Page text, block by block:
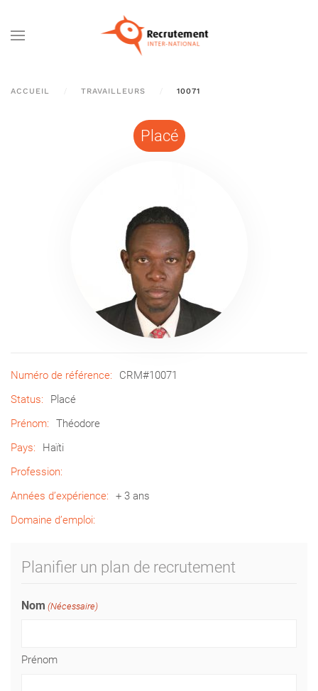
Passer au contenu principal
ACCUEIL TRAVAILLEURS 10071
Placé
Numéro de référence:
CRM#10071
Status:
Placé
Prénom:
Théodore
Pays:
Haïti
Profession:
Années d’expérience:
+ 3 ans
Domaine d’emploi:
Planifier un plan de recrutement
Nom (Nécessaire)
Prénom